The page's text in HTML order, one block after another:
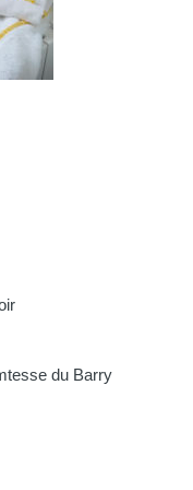
du Barry